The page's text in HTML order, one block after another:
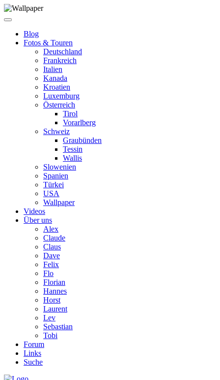
Blog
Fotos & Touren
Deutschland
Frankreich
Italien
Kanada
Kroatien
Luxemburg
Österreich
Tirol
Vorarlberg
Schweiz
Graubünden
Tessin
Wallis
Slowenien
Spanien
Türkei
USA
Wallpaper
Videos
Über uns
Alex
Claude
Claus
Dave
Felix
Flo
Florian
Hannes
Horst
Laurent
Lev
Sebastian
Tobi
Forum
Links
Suche